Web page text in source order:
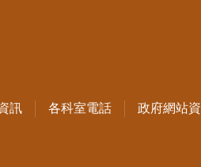
訊 各科室電話 政府網站